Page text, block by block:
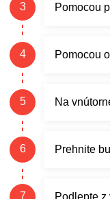
Pomocou
Pomocou
Na
Prehnite
Podlepte z